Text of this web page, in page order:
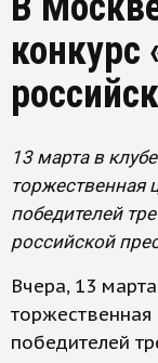
конкурс
13 марта в
торжественная
победителей
российской
Вчера, 13
победителей